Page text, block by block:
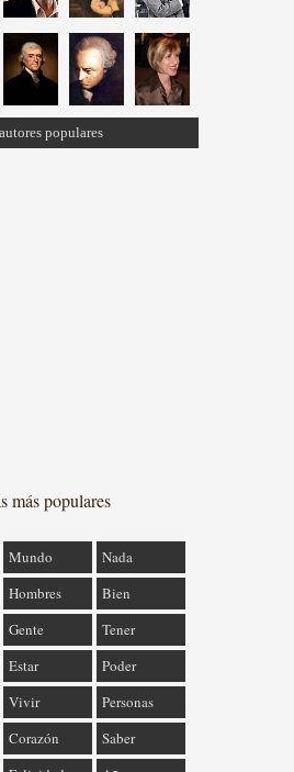
populares
más populares
Mundo
Nada
Hombres
Bien
Gente
Tener
Estar
Poder
Vivir
Personas
Corazón
Saber